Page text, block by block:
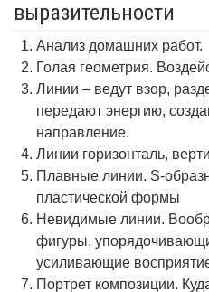
выразительности
Анализ домашних работ.
Голая геометрия.
Линии – ведут взор,
передают энергию,
направление.
Линии горизонталь,
Плавные линии. S-
пластической формы
Невидимые линии.
фигуры,
усиливающие
Портрет композиции.